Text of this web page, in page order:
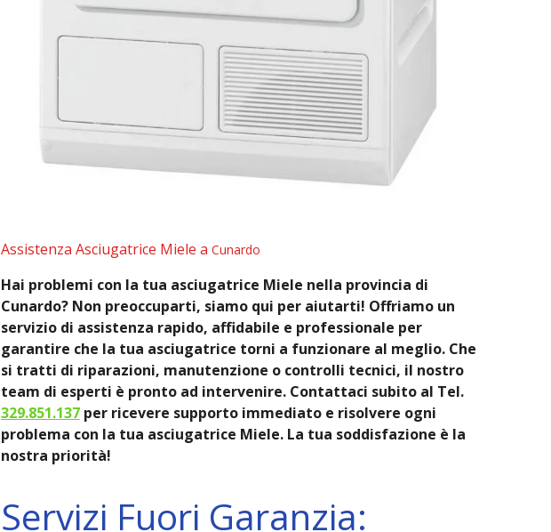
Assistenza Asciugatrice Miele a Cunardo
Hai problemi con la tua asciugatrice Miele nella provincia di
Cunardo? Non preoccuparti, siamo qui per aiutarti! Offriamo un
servizio di assistenza rapido, affidabile e professionale per
garantire che la tua asciugatrice torni a funzionare al meglio. Che
si tratti di riparazioni, manutenzione o controlli tecnici, il nostro
team di esperti è pronto ad intervenire. Contattaci subito al Tel.
329.851.137per ricevere supporto immediato e risolvere ogni
problema con la tua asciugatrice Miele. La tua soddisfazione è la
nostra priorità!
Servizi Fuori Garanzia: